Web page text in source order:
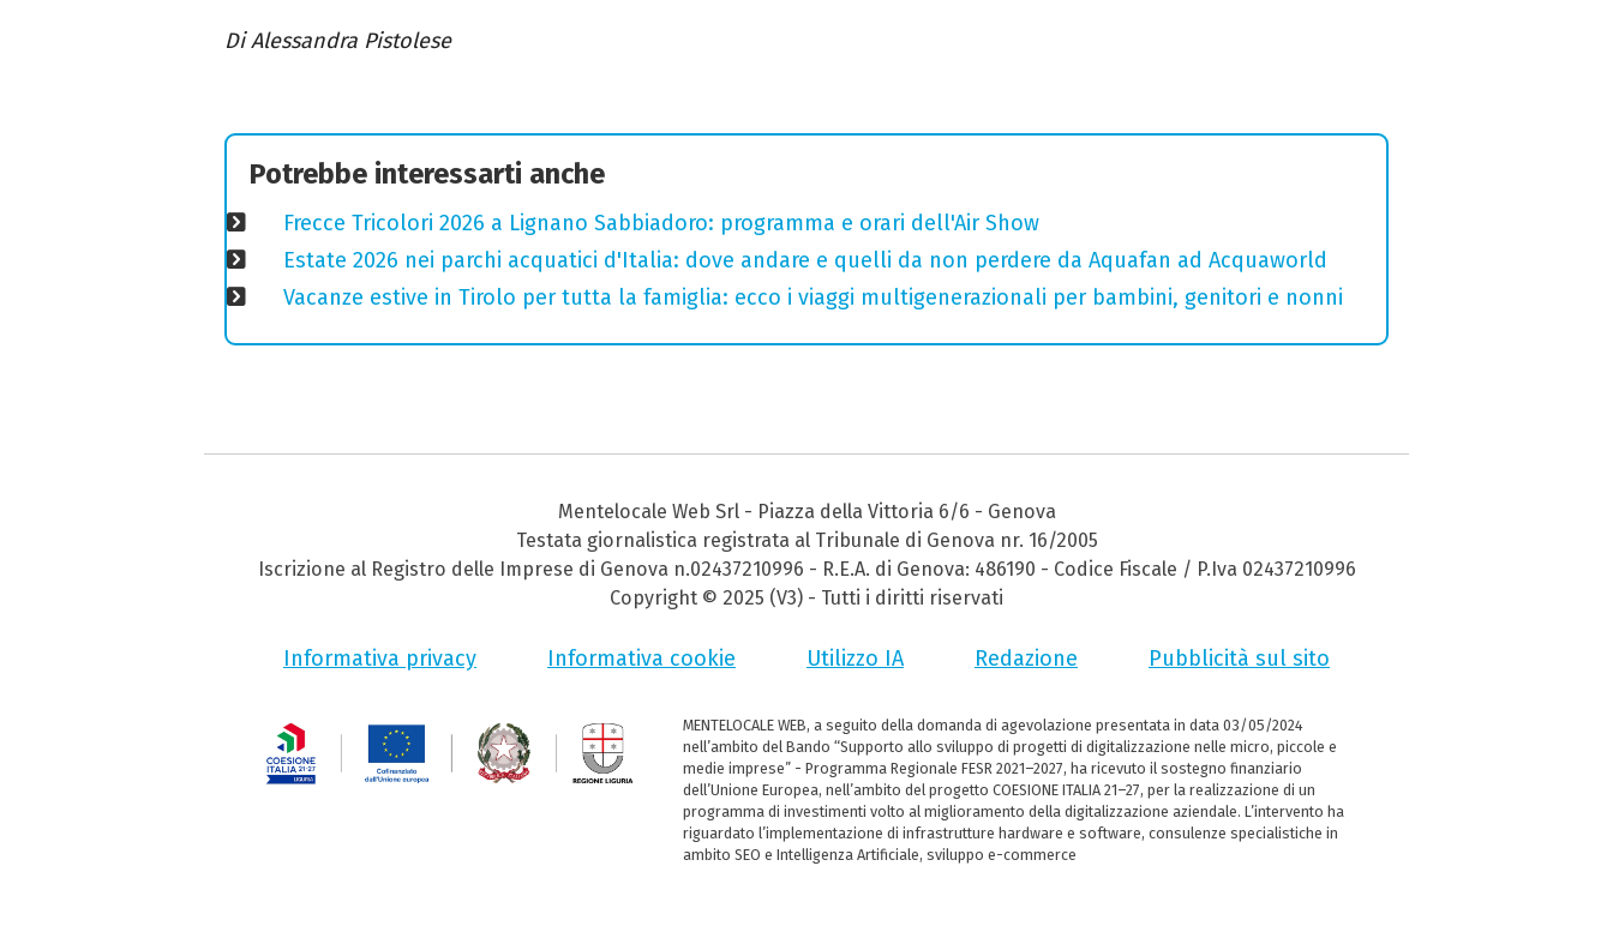
Di Alessandra Pistolese
Potrebbe interessarti anche
Frecce Tricolori 2026 a Lignano Sabbiadoro: programma e orari dell'Air Show
Estate 2026 nei parchi acquatici d'Italia: dove andare e quelli da non perdere da Aquafan ad Acquaworld
Vacanze estive in Tirolo per tutta la famiglia: ecco i viaggi multigenerazionali per bambini, genitori e nonni
Mentelocale Web Srl - Piazza della Vittoria 6/6 - Genova
Testata giornalistica registrata al Tribunale di Genova nr. 16/2005
Iscrizione al Registro delle Imprese di Genova n.02437210996 - R.E.A. di Genova: 486190 - Codice Fiscale / P.Iva 02437210996
Copyright © 2025 (V3) - Tutti i diritti riservati
Informativa privacy Informativa cookie Utilizzo IA Redazione Pubblicità sul sito
MENTELOCALE WEB, a seguito della domanda di agevolazione presentata in data 03/05/2024
nell’ambito del Bando “Supporto allo sviluppo di progetti di digitalizzazione nelle micro, piccole e
medie imprese” - Programma Regionale FESR 2021–2027, ha ricevuto il sostegno finanziario
dell’Unione Europea, nell’ambito del progetto COESIONE ITALIA 21–27, per la realizzazione di un
programma di investimenti volto al miglioramento della digitalizzazione aziendale. L’intervento ha
riguardato l’implementazione di infrastrutture hardware e software, consulenze specialistiche in
ambito SEO e Intelligenza Artificiale, sviluppo e-commerce